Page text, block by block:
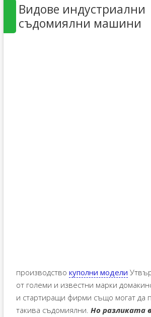
Видове индустриални
съдомиялни машини
производство куполни модели
от големи и известни марки
и стартиращи фирми също могат да
такива съдомиялни. Но разликата в